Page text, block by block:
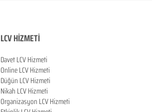
LCV HİZMETİ
Davet LCV Hizmeti
Online LCV Hizmeti
Düğün LCV Hizmeti
Nikah LCV Hizmeti
Organizasyon LCV Hizmeti